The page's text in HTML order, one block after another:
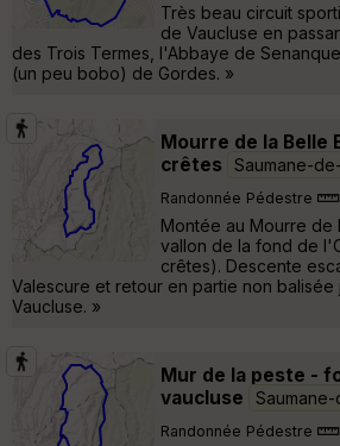
Très beau circuit
de Vaucluse en
des Trois Termes, l'Abbaye de
(un peu bobo) de Gordes. »
Mourre de la Belle
crêtes
Saumane-
Randonnée Pédestre
Montée au Mourre de
vallon de la fond de
crêtes). Descente
Valescure et retour en partie non balisée
Vaucluse. »
Mur de la peste -
vaucluse
Randonnée Pédestre